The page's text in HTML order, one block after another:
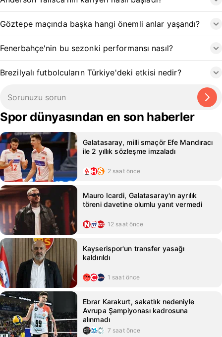
Göztepe maçında başka hangi önemli anlar yaşandı?
Fenerbahçe'nin bu sezonki performansı nasıl?
Brezilyalı futbolcuların Türkiye'deki etkisi nedir?
Spor dünyasından en son haberler
Galatasaray, milli smaçör Efe Mandıracı
ile 2 yıllık sözleşme imzaladı
2 saat önce
Mauro Icardi, Galatasaray'ın ayrılık
töreni davetine olumlu yanıt vermedi
12 saat önce
Kayserispor'un transfer yasağı
kaldırıldı
1 saat önce
Ebrar Karakurt, sakatlık nedeniyle
Avrupa Şampiyonası kadrosuna
alınmadı
7 saat önce